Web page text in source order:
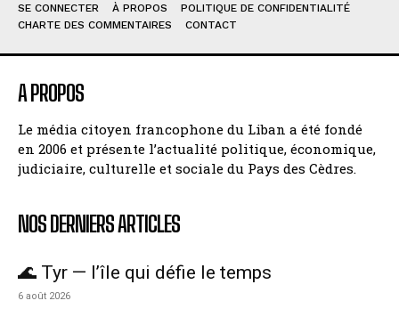
SE CONNECTER À PROPOS
POLITIQUE DE CONFIDENTIALITÉ
CHARTE DES COMMENTAIRES
CONTACT
A PROPOS
Le média citoyen francophone du Liban a été fondé
en 2006 et présente l’actualité politique, économique,
judiciaire, culturelle et sociale du Pays des Cèdres.
NOS DERNIERS ARTICLES
🌊 Tyr — l’île qui défie le temps
6 août 2026